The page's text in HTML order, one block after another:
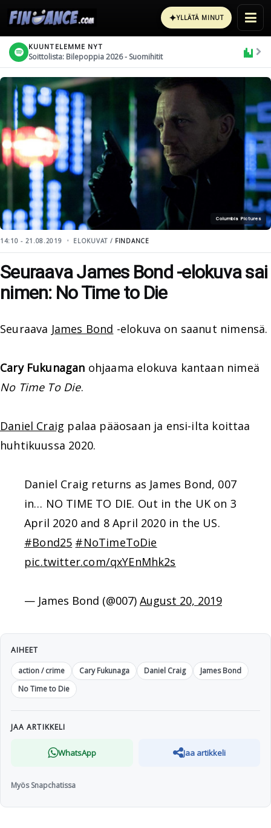
✦YLLÄTÄ MINUT
KUUNTELEMME NYT
Soittolista: Bilepoppia 2026 - Suomihitit
Columbia Pictures
14:10 - 21.08.2019 ELOKUVAT / FINDANCE
Seuraava James Bond -elokuva sai
nimen: No Time to Die
Seuraava James Bond -elokuva on saanut nimensä.
Cary Fukunagan ohjaama elokuva kantaan nimeä
No Time To Die.
Daniel Craig palaa pääosaan ja ensi-ilta koittaa
huhtikuussa 2020.
Daniel Craig returns as James Bond, 007
in… NO TIME TO DIE. Out in the UK on 3
April 2020 and 8 April 2020 in the US.
#Bond25 #NoTimeToDie
pic.twitter.com/qxYEnMhk2s
— James Bond (@007) August 20, 2019
AIHEET
action / crime
Cary Fukunaga Daniel Craig
James Bond
No Time to Die
JAA ARTIKKELI
WhatsApp Jaa artikkeli
Myös Snapchatissa